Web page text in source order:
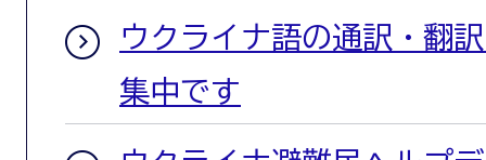
ウクライナ語の通訳・翻
集中です